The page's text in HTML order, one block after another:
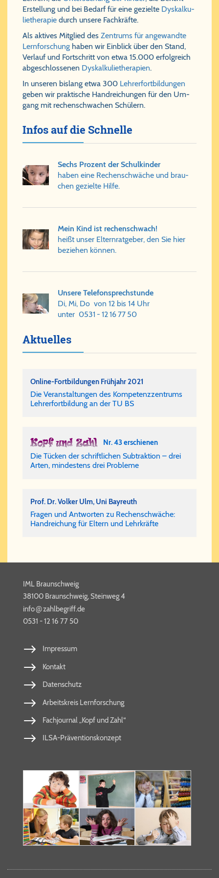
Er­stel­lung und bei Be­darf für ei­ne ge­ziel­te Dys­kal­ku­
lie­the­ra­pie durch un­se­re Fach­kräf­te.
Als aktives Mit­glied des Zen­trums für an­ge­wand­te
Lern­for­schung ha­ben wir Ein­blick über den Stand,
Ver­lauf und Fort­schritt von et­wa 15.000 er­folg­reich
ab­ge­schlos­se­nen Dys­kal­ku­lie­the­ra­pien.
In unseren bis­lang etwa 300 Leh­rer­fort­bil­dun­gen
ge­ben wir prak­ti­sche Hand­rei­chun­gen für den Um­
gang mit re­chen­schwa­chen Schü­lern.
Infos auf die Schnelle
Sechs Pro­zent der Schul­kin­der
ha­ben ei­ne Re­chen­schwä­che und brau­
chen ge­ziel­te Hil­fe.
Mein Kind ist re­chen­schwach!
heißt un­ser El­tern­rat­ge­ber, den Sie hier
be­zie­hen kön­nen.
Un­se­re Te­le­fon­sprech­stun­de
Di, Mi, Do von 12 bis 14 Uhr
unter 0531 - 12 16 77 50
Aktuelles
Online-Fortbildungen Frühjahr 2021
Die Ver­an­stal­tun­gen des Kom­pe­tenz­zen­trums
Leh­rer­fort­bil­dung an der TU BS
Nr. 43 erschienen
Die Tücken der schriftlichen Subtraktion – drei
Arten, mindestens drei Probleme
Prof. Dr. Vol­ker Ulm, Uni Bay­reuth
Fra­gen und Ant­wor­ten zu Re­chen­schwä­che:
Hand­rei­chung für El­tern und Lehr­kräf­te
IML Braunschweig
38100 Braunschweig, Steinweg 4
info​@zahl​be​griff​.de
0531 - 12 16 77 50
Impressum
Kontakt
Datenschutz
Arbeitskreis Lernforschung
Fachjournal „Kopf und Zahl“
ILSA-Präventionskonzept